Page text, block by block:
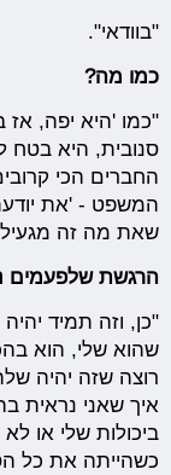
"בוודאי".
כמו מה?
"כמו 'היא יפה,
סנובית, היא בטח
החברים הכי
המשפט - 'את
שאת מה זה
הרגשת שלפעמים
"כן, וזה תמיד
שהוא שלי, הוא
רוצה שזה יהיה
איך שאני נראית
ביכולות שלי או
כשהייתה את כל